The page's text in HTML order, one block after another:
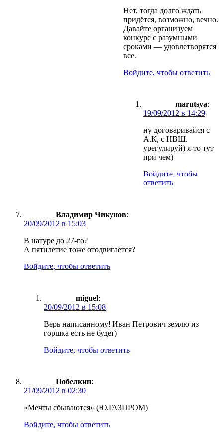
Нет, тогда долго ждать
придётся, возможно, вечно.
Давайте организуем
конкурс с разумными
сроками — удовлетворятся
все.
Войдите, чтобы ответить
marutsya:
19/09/2012 в 14:29
ну договаривайся с
А.К, с НВШ.
урегулируй) я-то тут
при чем)
Войдите, чтобы
ответить
Владимир Чикунов:
20/09/2012 в 15:03
В натуре до 27-го?
А пятилетие тоже отодвигается?
Войдите, чтобы ответить
miguel:
20/09/2012 в 15:08
Верь написанному! Иван Петрович землю из
горшка есть не будет)
Войдите, чтобы ответить
Побелкин:
21/09/2012 в 02:30
«Мечты сбываются» (Ю.ГАЗПРОМ)
Войдите, чтобы ответить